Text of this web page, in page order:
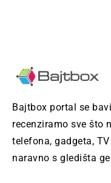
Bajtbox portal se
recenziramo sve što
telefona, gadgeta,
naravno s gledišta